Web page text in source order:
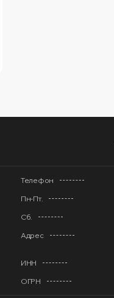
Телефон
Пн-Пт.
Сб.
Адрес
ИНН
ОГРН